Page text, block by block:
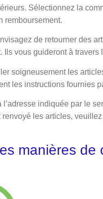
Sélectionnez la
remboursement.
de retourner des
Ils vous guideront à
soigneusement les
les instructions fournies
l’adresse indiquée par le
les articles,
manières